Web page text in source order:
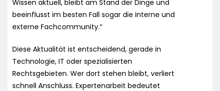
Wissen aktuell, bleibt am Stand der Dinge und
beeinflusst im besten Fall sogar die interne und
externe Fachcommunity.“
Diese Aktualität ist entscheidend, gerade in
Technologie, IT oder spezialisierten
Rechtsgebieten. Wer dort stehen bleibt, verliert
schnell Anschluss. Expertenarbeit bedeutet